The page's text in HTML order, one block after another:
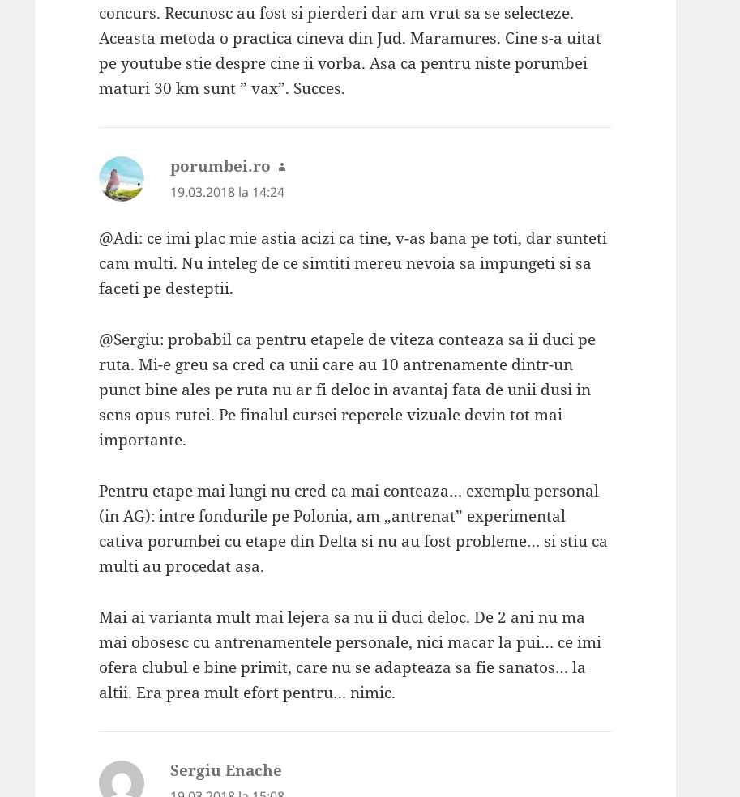
concurs. Recunosc au fost si pierderi dar am vrut sa se selecteze.
Aceasta metoda o practica cineva din Jud. Maramures. Cine s-a uitat
pe youtube stie despre cine ii vorba. Asa ca pentru niste porumbei
maturi 30 km sunt ” vax”. Succes.
porumbei.ro spune:
19.03.2018 la 14:24
@Adi: ce imi plac mie astia acizi ca tine, v-as bana pe toti, dar sunteti
cam multi. Nu inteleg de ce simtiti mereu nevoia sa impungeti si sa
faceti pe desteptii.
@Sergiu: probabil ca pentru etapele de viteza conteaza sa ii duci pe
ruta. Mi-e greu sa cred ca unii care au 10 antrenamente dintr-un
punct bine ales pe ruta nu ar fi deloc in avantaj fata de unii dusi in
sens opus rutei. Pe finalul cursei reperele vizuale devin tot mai
importante.
Pentru etape mai lungi nu cred ca mai conteaza… exemplu personal
(in AG): intre fondurile pe Polonia, am „antrenat” experimental
cativa porumbei cu etape din Delta si nu au fost probleme… si stiu ca
multi au procedat asa.
Mai ai varianta mult mai lejera sa nu ii duci deloc. De 2 ani nu ma
mai obosesc cu antrenamentele personale, nici macar la pui… ce imi
ofera clubul e bine primit, care nu se adapteaza sa fie sanatos… la
altii. Era prea mult efort pentru… nimic.
Sergiu Enache